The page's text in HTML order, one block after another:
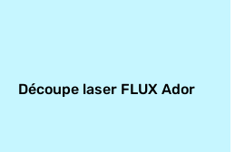
Découpe laser FLUX Ador